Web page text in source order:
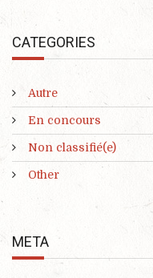
CATEGORIES
Autre
En concours
Non classifié(e)
Other
META